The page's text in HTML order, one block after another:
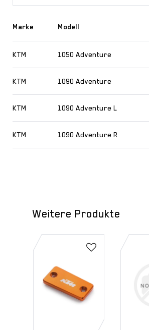
Marke Modell
KTM 1050 Adventure
KTM 1090 Adventure
KTM 1090 Adventure L
KTM 1090 Adventure R
Weitere Produkte